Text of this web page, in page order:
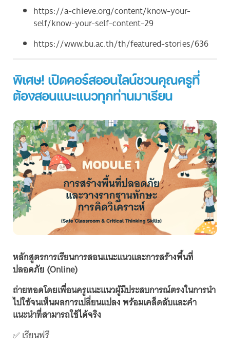
https://a-chieve.org/content/know-your-
self/know-your-self-content-29
https://www.bu.ac.th/th/featured-stories/636
พิเศษ! เปิดคอร์สออนไลน์ชวนคุณครูที่
ต้องสอนแนะแนวทุกท่านมาเรียน
หลักสูตรการเรียนการสอนแนะแนวและการสร้างพื้นที่
ปลอดภัย (Online)
ถ่ายทอดโดยเพื่อนครูแนะแนวผู้มีประสบการณ์ตรงในการนำ
ไปใช้จนเห็นผลการเปลี่ยนแปลง พร้อมเคล็ดลับและคำ
แนะนำที่สามารถใช้ได้จริง
✅ เรียนฟรี